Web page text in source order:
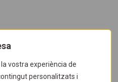
vostra experiència de
personalitzats i